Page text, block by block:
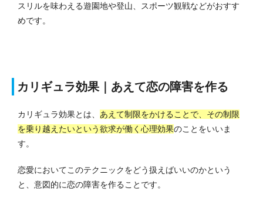
スリルを味わえる遊園地や登山、スポーツ観戦などがおすす
めです。
カリギュラ効果｜あえて恋の障害を作る
カリギュラ効果とは、 あえて制限をかけることで、その制限
を乗り越えたいという欲求が働く心理効果のことをいいま
す。
恋愛においてこのテクニックをどう扱えばいいのかという
と、意図的に恋の障害を作ることです。